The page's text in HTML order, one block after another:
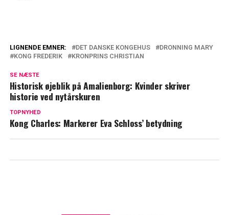
Frederik og Mary på hemmelig tur:
Kongefamilien på sommerferie: Hvad
med børnene?
LIGNENDE EMNER: DET DANSKE KONGEHUS
DRONNING MARY
KONG FREDERIK
KRONPRINS CHRISTIAN
SE NÆSTE
Historisk øjeblik på Amalienborg: Kvinder skriver
historie ved nytårskuren
TOPNYHED
Kong Charles: Markerer Eva Schloss’ betydning